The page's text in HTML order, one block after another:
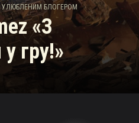
УЛЮБЛЕНИМ БЛОГЕРОМ
«З
гру!»